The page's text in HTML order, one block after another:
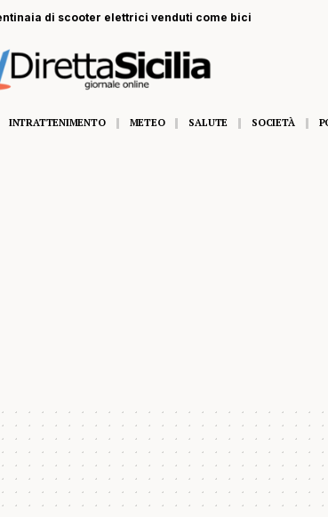
di scooter elettrici venduti come bici
INTRATTENIMENTO METEO SALUTE SOCIETÀ